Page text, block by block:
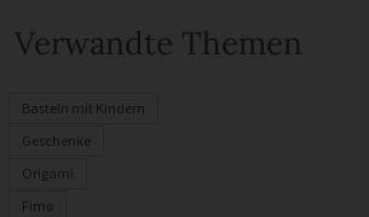
Verwandte Themen
Basteln mit Kindern
Geschenke
Origami
Fimo